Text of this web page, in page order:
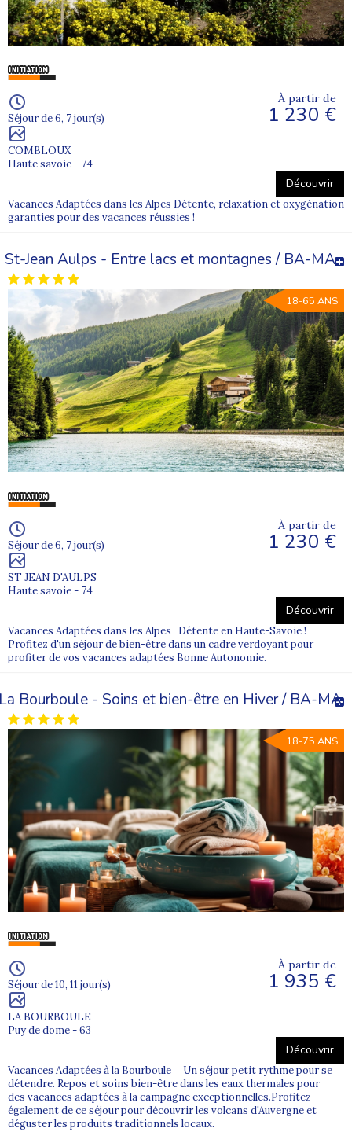
Séjour de 6, 7 jour(s)
COMBLOUX
Haute savoie - 74
À partir de
1 230 €
Découvrir
Vacances Adaptées dans les Alpes Détente, relaxation et oxygénation
garanties pour des vacances réussies !
St-Jean Aulps - Entre lacs et montagnes / BA-MA
18-65 ANS
Séjour de 6, 7 jour(s)
ST JEAN D'AULPS
Haute savoie - 74
À partir de
1 230 €
Découvrir
Vacances Adaptées dans les Alpes Détente en Haute-Savoie !
Profitez d'un séjour de bien-être dans un cadre verdoyant pour
profiter de vos vacances adaptées Bonne Autonomie.
Bourboule - Soins et bien-être en Hiver / BA-MA
18-75 ANS
Séjour de 10, 11 jour(s)
LA BOURBOULE
Puy de dome - 63
À partir de
1 935 €
Découvrir
Vacances Adaptées à la Bourboule Un séjour petit rythme pour se
détendre. Repos et soins bien-être dans les eaux thermales pour
des vacances adaptées à la campagne exceptionnelles.Profitez
également de ce séjour pour découvrir les volcans d'Auvergne et
déguster les produits traditionnels locaux.